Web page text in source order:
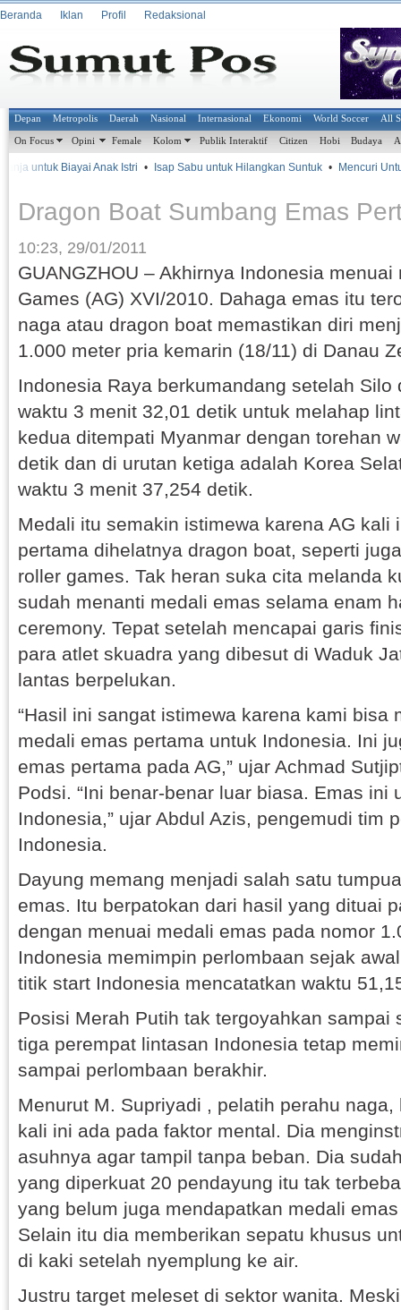
Beranda Iklan Profil Redaksional
Depan Metropolis Daerah Nasional Internasional Ekonomi World Soccer All
On Focus Opini Female Kolom Publik Interaktif Citizen Hobi Budaya
untuk Biayai Anak Istri • Isap Sabu untuk Hilangkan Suntuk • Mencuri
Dragon Boat Sumbang Emas
10:23, 29/01/2011
GUANGZHOU – Akhirnya Indonesia
Games (AG) XVI/2010. Dahaga emas itu
naga atau dragon boat memastikan diri
1.000 meter pria kemarin (18/11) di Danau
Indonesia Raya berkumandang setelah Silo
waktu 3 menit 32,01 detik untuk melahap
kedua ditempati Myanmar dengan torehan
detik dan di urutan ketiga adalah Korea
waktu 3 menit 37,254 detik.
Medali itu semakin istimewa karena AG kali
pertama dihelatnya dragon boat, seperti
roller games. Tak heran suka cita melanda
sudah menanti medali emas selama enam
ceremony. Tepat setelah mencapai garis
para atlet skuadra yang dibesut di Waduk
lantas berpelukan.
“Hasil ini sangat istimewa karena kami bisa
medali emas pertama untuk Indonesia. Ini
emas pertama pada AG,” ujar Achmad
Podsi. “Ini benar-benar luar biasa. Emas ini
Indonesia,” ujar Abdul Azis, pengemudi tim
Indonesia.
Dayung memang menjadi salah satu
emas. Itu berpatokan dari hasil yang dituai
dengan menuai medali emas pada nomor
Indonesia memimpin perlombaan sejak
titik start Indonesia mencatatkan waktu
Posisi Merah Putih tak tergoyahkan sampai
tiga perempat lintasan Indonesia tetap
sampai perlombaan berakhir.
Menurut M. Supriyadi , pelatih perahu
kali ini ada pada faktor mental. Dia
asuhnya agar tampil tanpa beban. Dia
yang diperkuat 20 pendayung itu tak
yang belum juga mendapatkan medali
Selain itu dia memberikan sepatu khusus
di kaki setelah nyemplung ke air.
Justru target meleset di sektor wanita.